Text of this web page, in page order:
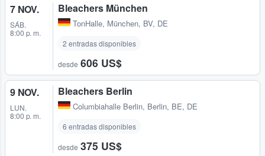
7 NOV.
SÁB.
8:00 p. m.
Bleachers München
TonHalle, München, BV, DE
2 entradas disponibles
desde 606 US$
9 NOV.
LUN.
8:00 p. m.
Bleachers Berlin
Columbiahalle Berlin, Berlin, BE, DE
6 entradas disponibles
desde 375 US$